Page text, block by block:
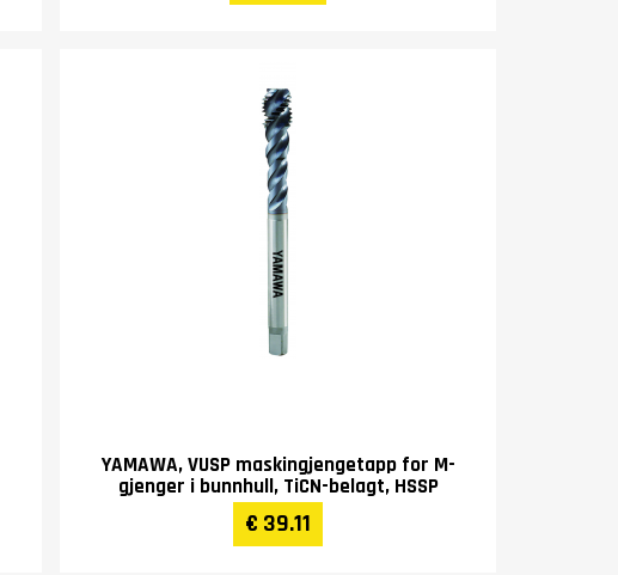
YAMAWA, VUSP maskingjengetapp for M-
gjenger i bunnhull, TiCN-belagt, HSSP
€ 39.11